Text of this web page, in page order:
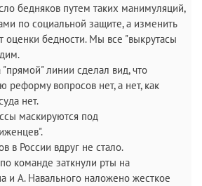
бедняков путем таких манимуляций,
по социальной защите, а изменить
оценки бедности. Мы все "выкрутасы
"прямой" линии сделал вид, что
реформу вопросов нет, а нет, как
нет.
маскируются под
в России вдруг не стало.
команде заткнули рты на
и А. Навального наложено жесткое